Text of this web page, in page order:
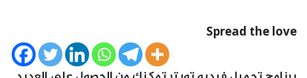
Spread the love